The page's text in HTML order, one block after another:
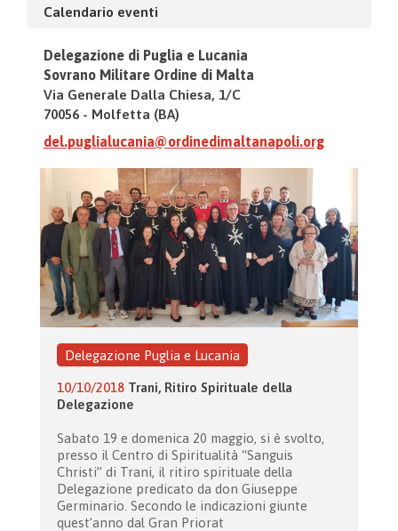
Calendario eventi
Delegazione di Puglia e Lucania
Sovrano Militare Ordine di Malta
Via Generale Dalla Chiesa, 1/C
70056 - Molfetta (BA)
del.puglialucania@ordinedimaltanapoli.org
Delegazione Puglia e Lucania
10/10/2018 Trani, Ritiro Spirituale della
Delegazione
Sabato 19 e domenica 20 maggio, si è svolto,
presso il Centro di Spiritualità “Sanguis
Christi” di Trani, il ritiro spirituale della
Delegazione predicato da don Giuseppe
Germinario. Secondo le indicazioni giunte
quest’anno dal Gran Priorat